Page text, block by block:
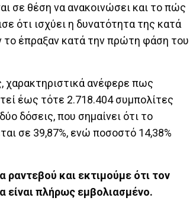
σε θέση να ανακοινώσει και το πώς
ότι ισχύει η δυνατότητα της κατά
το έπραξαν κατά την πρώτη φάση του
χαρακτηριστικά ανέφερε πως
έως τότε 2.718.404 συμπολίτες
δόσεις, που σημαίνει ότι το
σε 39,87%, ενώ ποσοστό 14,38%
και εκτιμούμε ότι τον
είναι πλήρως εμβολιασμένο.